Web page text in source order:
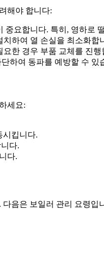
해야 합니다:
중요합니다. 특히, 영하로
하여 열 손실을 최소화합
한 경우 부품 교체를 진행
하여 동파를 예방할 수 있
세요:
시킵니다.
다.
다.
음은 보일러 관리 요령입